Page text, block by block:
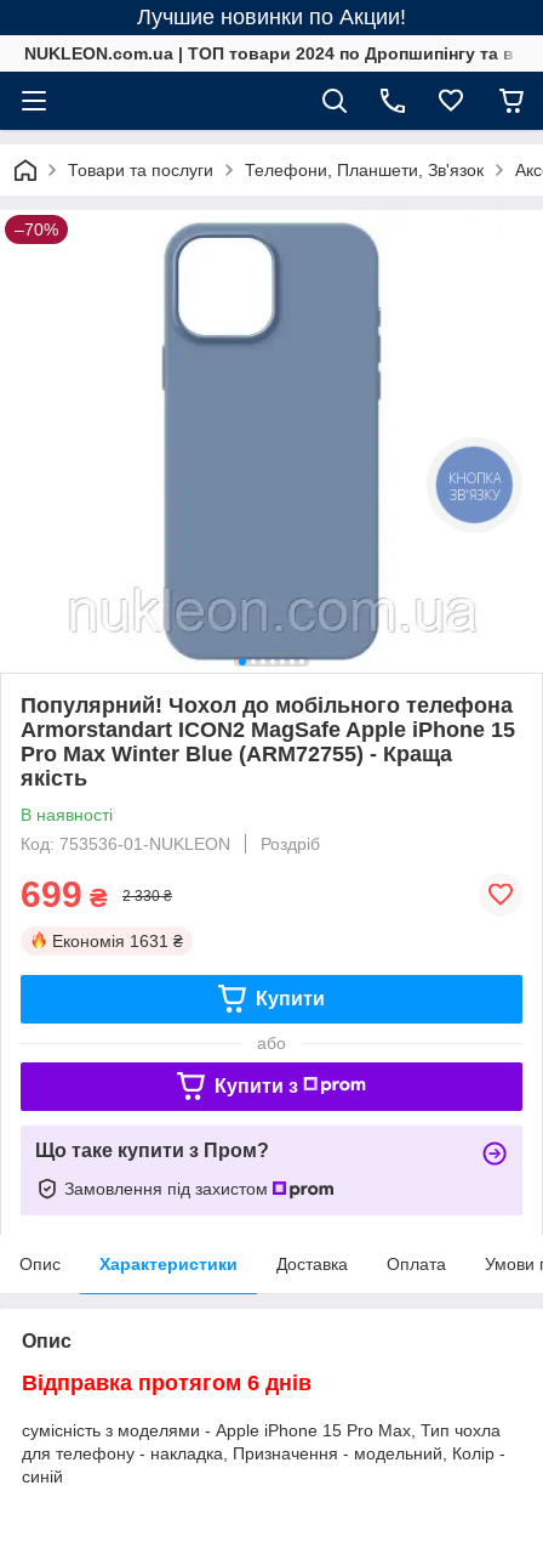
Лучшие новинки по Акции!
NUKLEON.com.ua | ТОП товари 2024 по Дропшипінгу та в
Товари та послуги Телефони, Планшети, Зв'язок
–70%
Популярний! Чохол до мобільного телефона
Armorstandart ICON2 MagSafe Apple iPhone 15
Pro Max Winter Blue (ARM72755) - Краща
якість
В наявності
Код: 753536-01-NUKLEON
Роздріб
699 ₴ 2 330 ₴
Економія 1631 ₴
Купити
або
Купити з
Що таке купити з Пром?
Замовлення під захистом
Опис Характеристики Доставка Оплата Умови
Опис
Відправка протягом 6 днів
сумісність з моделями - Apple iPhone 15 Pro Max, Тип чохла
для телефону - накладка, Призначення - модельний, Колір -
синій
КНОПКА
ЗВ'ЯЗКУ